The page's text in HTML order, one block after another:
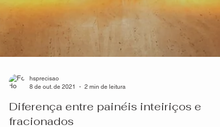
hsprecisao
14 de out. de 2021